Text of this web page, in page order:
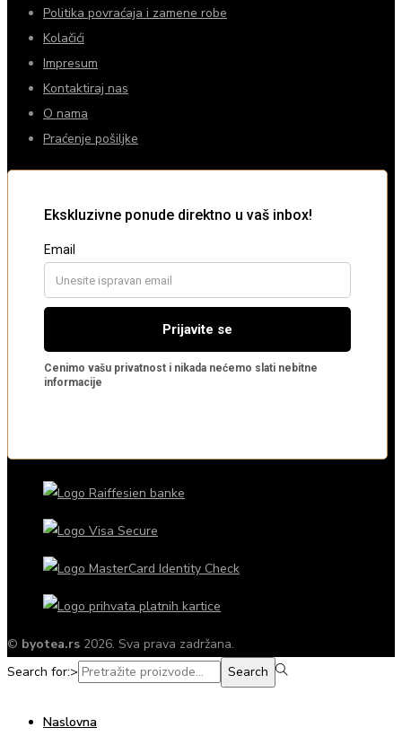
Politika povraćaja i zamene robe
Kolačići
Impresum
Kontaktiraj nas
O nama
Praćenje pošiljke
© byotea.rs 2026. Sva prava zadržana.
Search for:>
Search
Naslovna